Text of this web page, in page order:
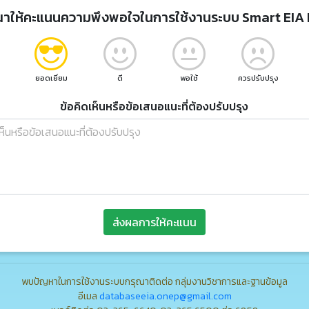
ให้คะแนนความพึงพอใจในการใช้งานระบบ Smart EIA
ยอดเยี่ยม ดี พอใช้ ควรปรับปรุง
ข้อคิดเห็นหรือข้อเสนอแนะที่ต้องปรับปรุง
ส่งผลการให้คะแนน
พบปัญหาในการใช้งานระบบกรุณาติดต่อ กลุ่มงานวิชาการและฐานข้อมูล
อีเมล databaseeia.onep@gmail.com